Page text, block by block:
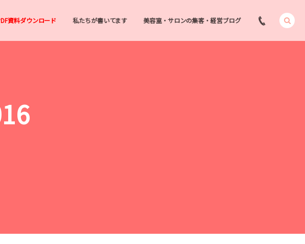
資料ダウンロード 私たちが書いてます 美容室・サロンの集客・経営ブログ